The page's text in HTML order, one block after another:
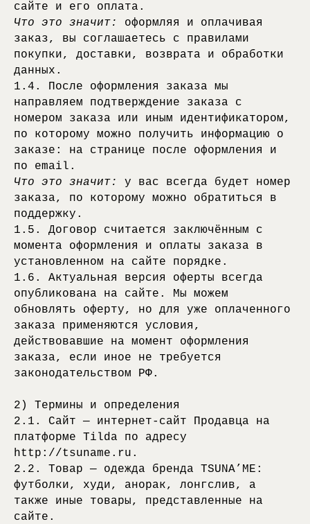
сайте и его оплата.
Что это значит: оформляя и оплачивая
заказ, вы соглашаетесь с правилами
покупки, доставки, возврата и обработки
данных.
1.4. После оформления заказа мы
направляем подтверждение заказа с
номером заказа или иным идентификатором,
по которому можно получить информацию о
заказе: на странице после оформления и
по email.
Что это значит: у вас всегда будет номер
заказа, по которому можно обратиться в
поддержку.
1.5. Договор считается заключённым с
момента оформления и оплаты заказа в
установленном на сайте порядке.
1.6. Актуальная версия оферты всегда
опубликована на сайте. Мы можем
обновлять оферту, но для уже оплаченного
заказа применяются условия,
действовавшие на момент оформления
заказа, если иное не требуется
законодательством РФ.
2) Термины и определения
2.1. Сайт — интернет-сайт Продавца на
платформе Tilda по адресу
http://tsuname.ru.
2.2. Товар — одежда бренда TSUNA’ME:
футболки, худи, анорак, лонгслив, а
также иные товары, представленные на
сайте.